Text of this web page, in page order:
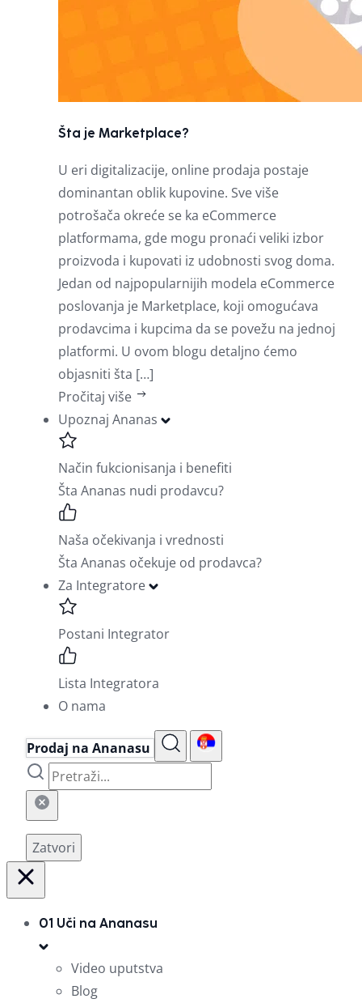
Šta je Marketplace?
U eri digitalizacije, online prodaja postaje
dominantan oblik kupovine. Sve više
potrošača okreće se ka eCommerce
platformama, gde mogu pronaći veliki izbor
proizvoda i kupovati iz udobnosti svog doma.
Jedan od najpopularnijih modela eCommerce
poslovanja je Marketplace, koji omogućava
prodavcima i kupcima da se povežu na jednoj
platformi. U ovom blogu detaljno ćemo
objasniti šta […]
Pročitaj više
Upoznaj Ananas
Način fukcionisanja i benefiti
Šta Ananas nudi prodavcu?
Naša očekivanja i vrednosti
Šta Ananas očekuje od prodavca?
Za Integratore
Postani Integrator
Lista Integratora
O nama
Prodaj na Ananasu
Zatvori
01 Uči na Ananasu
Video uputstva
Blog